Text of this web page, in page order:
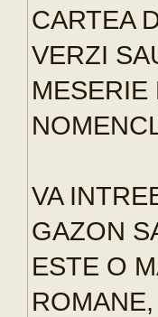
CARTEA
VERZI
MESERIE
VA
GAZON
ESTE O